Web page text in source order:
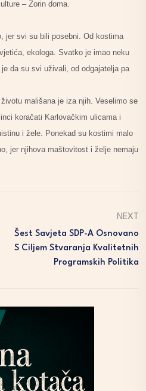
– Zorin doma.
jer svi su bili posebni. Od kostima
ekologa. Svatko je imao neku
da su svi uživali, od odgajatelja pa
mališana je iza njih. Veselimo se
koračati Karlovačkim ulicama i
i žele. Ponekad su kostimi malo
jer njihova maštovitost i želje nemaju
NEXT
Šest Savjeta SDP-A Osnovano
S Ciljem Stvaranja Kvalitetnih
Programskih Politika